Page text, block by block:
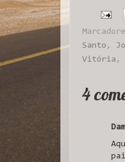
Santo ,
Vitória ,
4